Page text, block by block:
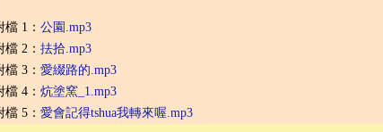
檔 1： 公園.mp3
檔 2： 抾拾.mp3
檔 3： 愛綴路的.mp3
檔 4： 炕塗窯_1.mp3
檔 5： 愛會記得tshua我轉來喔.mp3